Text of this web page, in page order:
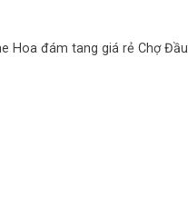
Hoa đám tang giá rẻ Chợ Đầu